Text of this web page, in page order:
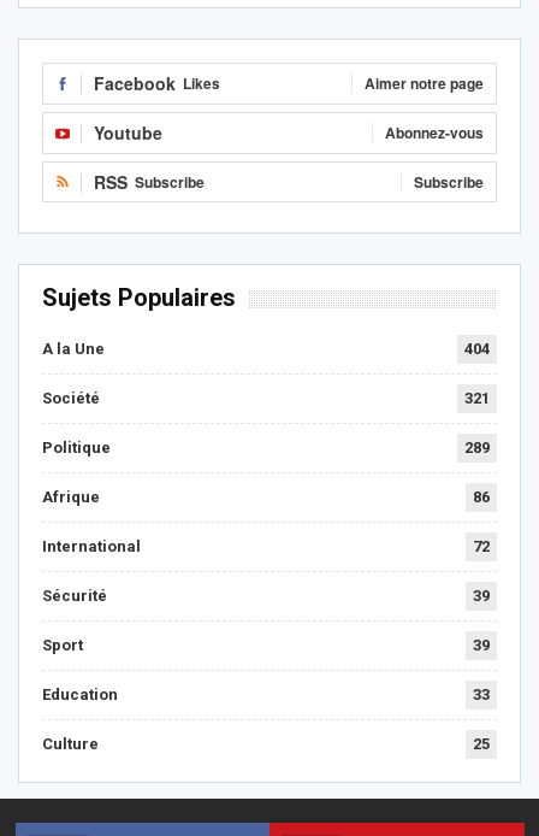
Facebook Likes Aimer notre page
Youtube Abonnez-vous
RSS Subscribe Subscribe
Sujets Populaires
A la Une 404
Société 321
Politique 289
Afrique 86
International 72
Sécurité 39
Sport 39
Education 33
Culture 25